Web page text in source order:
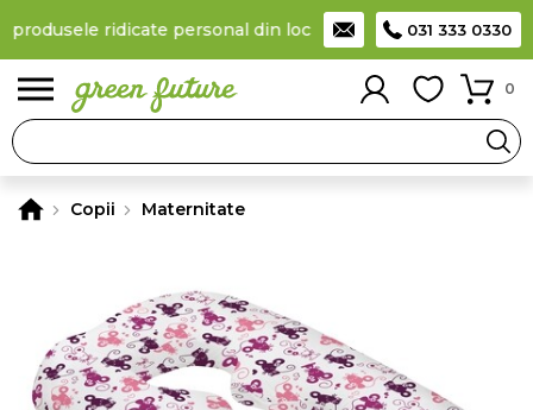
ridicate personal din locker Taxă de livrare 11,99
031 333 0330
0
Copii Maternitate